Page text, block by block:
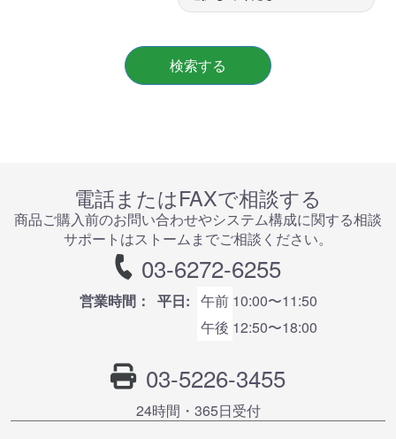
検索する
電話またはFAXで相談する
商品ご購⼊前のお問い合わせやシステム構成に関する相談
サポートはストームまでご相談ください。
03-6272-6255
営業時間： 平日: 午前 10:00〜11:50
午後 12:50〜18:00
03-5226-3455
24時間・365⽇受付